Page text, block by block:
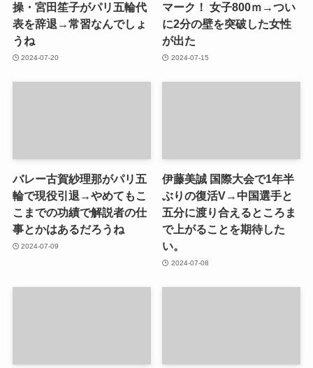
操・宮田笙子がパリ五輪代
表を辞退→常習なんでしょ
うね
2024-07-20
マーク！ 女子800ｍ→つい
に2分の壁を突破した女性
が出た
2024-07-15
バレー古賀紗理那がパリ五
輪で現役引退→やめてもこ
こまでの功績で解説者の仕
事とかはあるだろうね
2024-07-09
伊藤美誠 国際大会で1年半
ぶりの復活V→中国選手と
五分に渡り合えるところま
で上がることを期待した
い。
2024-07-08